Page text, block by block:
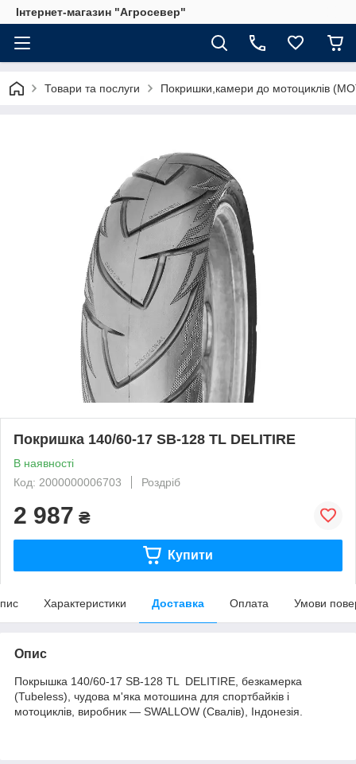
Інтернет-магазин "Агросевер"
Товари та послуги Покришки,камери до мотоциклів
Покришка 140/60-17 SB-128 TL DELITIRE
В наявності
Код: 2000000006703
Роздріб
2 987 ₴
Купити
Характеристики Доставка Оплата Умови
Опис
Покрышка 140/60-17 SB-128 TL DELITIRE, безкамерка
(Tubeless), чудова м'яка мотошина для спортбайків і
мотоциклів, виробник — SWALLOW (Свалів), Індонезія.